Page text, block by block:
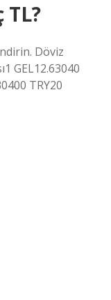
TL?
Döviz
GEL12.63040
TRY20